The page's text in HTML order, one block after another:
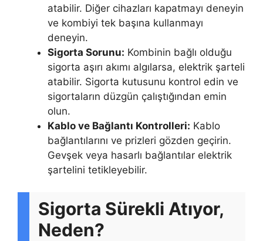
atabilir. Diğer cihazları kapatmayı deneyin
ve kombiyi tek başına kullanmayı
deneyin.
Sigorta Sorunu: Kombinin bağlı olduğu
sigorta aşırı akımı algılarsa, elektrik şarteli
atabilir. Sigorta kutusunu kontrol edin ve
sigortaların düzgün çalıştığından emin
olun.
Kablo ve Bağlantı Kontrolleri: Kablo
bağlantılarını ve prizleri gözden geçirin.
Gevşek veya hasarlı bağlantılar elektrik
şartelini tetikleyebilir.
Sigorta Sürekli Atıyor,
Neden?